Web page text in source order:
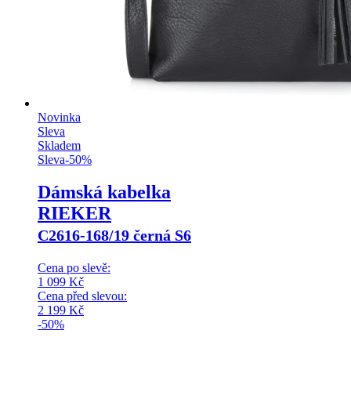
Novinka
Sleva
Skladem
Sleva-50%
Dámská kabelka
RIEKER
C2616-168/19 černá S6
Cena po slevě:
1 099 Kč
Cena před slevou:
2 199 Kč
-50%